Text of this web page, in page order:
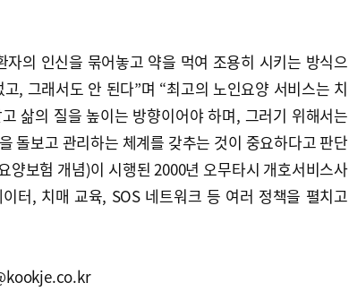
자의 인신을 묶어놓고 약을 먹여 조용히 시키는 방식으
, 그래서도 안 된다”며 “최고의 노인요양 서비스는 치
삶의 질을 높이는 방향이어야 하며, 그러기 위해서는
돌보고 관리하는 체계를 갖추는 것이 중요하다고 판단
양보험 개념)이 시행된 2000년 오무타시 개호서비스사
터, 치매 교육, SOS 네트워크 등 여러 정책을 펼치고